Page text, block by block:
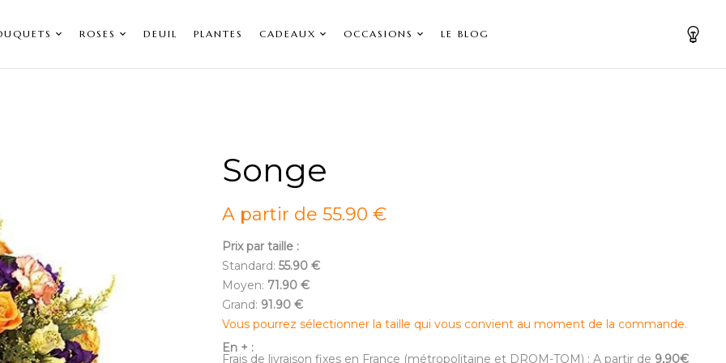
ROSES DEUIL PLANTES CADEAUX OCCASIONS LE BLOG
Songe
A partir de 55.90 €
Prix par taille :
Standard: 55.90 €
Moyen: 71.90 €
Grand: 91.90 €
Vous pourrez sélectionner la taille qui vous convient au moment de la commande.
En + :
Frais de livraison fixes en France (métropolitaine et DROM-TOM) : A partir de 9,90€